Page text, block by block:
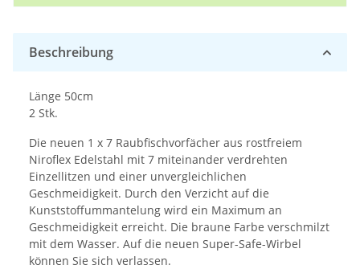
Beschreibung
Länge 50cm
2 Stk.
Die neuen 1 x 7 Raubfischvorfächer aus rostfreiem
Niroflex Edelstahl mit 7 miteinander verdrehten
Einzellitzen und einer unvergleichlichen
Geschmeidigkeit. Durch den Verzicht auf die
Kunststoffummantelung wird ein Maximum an
Geschmeidigkeit erreicht. Die braune Farbe verschmilzt
mit dem Wasser. Auf die neuen Super-Safe-Wirbel
können Sie sich verlassen.